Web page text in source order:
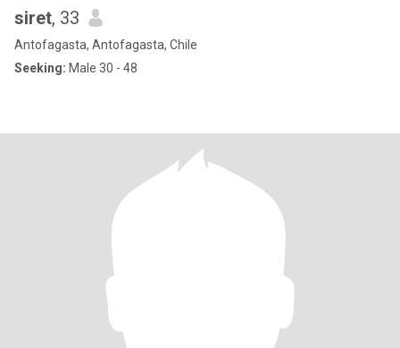
siret, 33
Antofagasta, Antofagasta, Chile
Seeking: Male 30 - 48